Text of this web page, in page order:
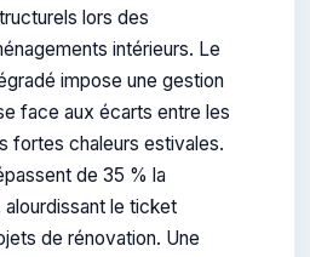
lors des
intérieurs. Le
impose une gestion
face aux écarts entre les
fortes chaleurs estivales.
de 35 % la
le ticket
de rénovation. Une